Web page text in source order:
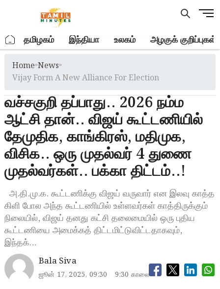
M
u
o
. தமிழகம் இந்தியா உலகம் அழகுக் குறிப்புகள்
Home»News»
Vijay Form A New Alliance For Election
வச்சகுறி தப்பாது.. 2026 நம்ம
ஆட்சி தான்.. விஜய் கூட்டணியில்
தேமுதிக, காங்கிரஸ், மதிமுக,
விசிக.. ஒரு முதல்வர் 4 துணை
முதல்வர்கள்.. பக்கா திட்டம்..!
அ.தி.மு.க. கூட்டணிக்கு விஜய் வருவார் என இலவு காத்த
கிளி போல அந்த கூட்டணியில் உள்ளவர்கள் காத்திருக்கும்
நிலையில், விஜய் தனது கட்சி தலைமையில் ஒரு புதிய
கூட்டணியை அமைக்கத் திட்டமிட்டுவிட்டதாகவும்,
இந்தக்…
Bala Siva
ஜூன் 17, 2025, 09:30 9:30 காலை